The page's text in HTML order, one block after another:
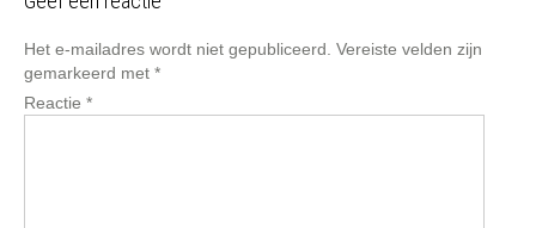
Het e-mailadres wordt niet gepubliceerd. Vereiste velden zijn
gemarkeerd met *
Reactie *